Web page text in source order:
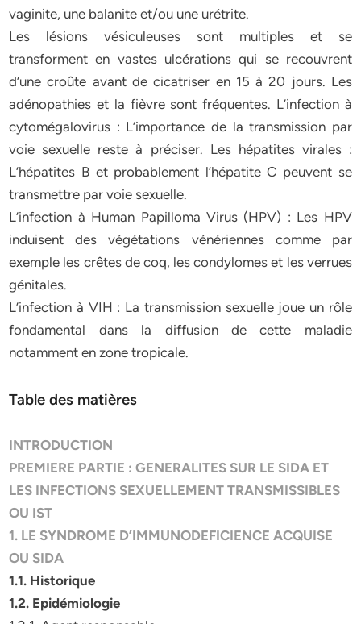
vaginite, une balanite et/ou une urétrite.
Les lésions vésiculeuses sont multiples et se
transforment en vastes ulcérations qui se recouvrent
d’une croûte avant de cicatriser en 15 à 20 jours. Les
adénopathies et la fièvre sont fréquentes. L’infection à
cytomégalovirus : L’importance de la transmission par
voie sexuelle reste à préciser. Les hépatites virales :
L’hépatites B et probablement l’hépatite C peuvent se
transmettre par voie sexuelle.
L’infection à Human Papilloma Virus (HPV) : Les HPV
induisent des végétations vénériennes comme par
exemple les crêtes de coq, les condylomes et les verrues
génitales.
L’infection à VIH : La transmission sexuelle joue un rôle
fondamental dans la diffusion de cette maladie
notamment en zone tropicale.
Table des matières
INTRODUCTION
PREMIERE PARTIE : GENERALITES SUR LE SIDA ET
LES INFECTIONS SEXUELLEMENT TRANSMISSIBLES
OU IST
1. LE SYNDROME D’IMMUNODEFICIENCE ACQUISE
OU SIDA
1.1. Historique
1.2. Epidémiologie